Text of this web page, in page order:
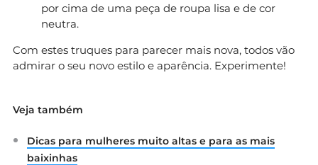
por cima de uma peça de roupa lisa e de cor
neutra.
Com estes truques para parecer mais nova, todos vão
admirar o seu novo estilo e aparência. Experimente!
Veja também
Dicas para mulheres muito altas e para as mais
baixinhas